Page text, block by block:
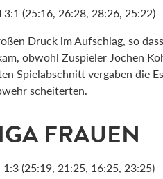
(25:16, 26:28, 28:26, 25:22)
Druck im Aufschlag, so
obwohl Zuspieler Jochen
Spielabschnitt vergaben die
scheiterten.
FRAUEN
(25:19, 21:25, 16:25, 23:25)